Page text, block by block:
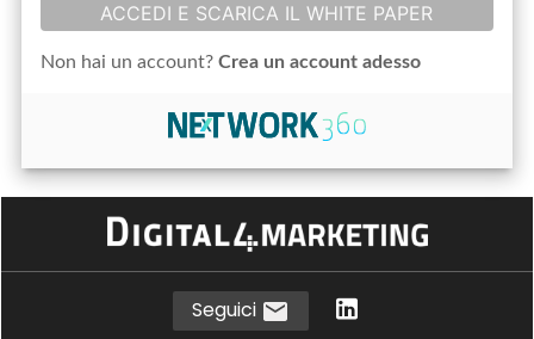
ACCEDI E SCARICA IL WHITE PAPER
Non hai un account?Crea un account adesso
Seguici